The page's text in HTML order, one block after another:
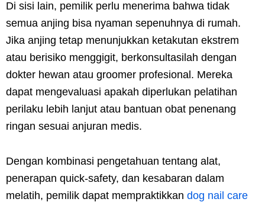
Di sisi lain, pemilik perlu menerima bahwa tidak
semua anjing bisa nyaman sepenuhnya di rumah.
Jika anjing tetap menunjukkan ketakutan ekstrem
atau berisiko menggigit, berkonsultasilah dengan
dokter hewan atau groomer profesional. Mereka
dapat mengevaluasi apakah diperlukan pelatihan
perilaku lebih lanjut atau bantuan obat penenang
ringan sesuai anjuran medis.
Dengan kombinasi pengetahuan tentang alat,
penerapan quick-safety, dan kesabaran dalam
melatih, pemilik dapat mempraktikkan dog nail care